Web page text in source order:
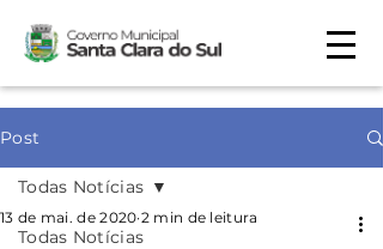
Post
Todas Notícias
Todas Notícias
13 de mai. de 2020 2 min de leitura